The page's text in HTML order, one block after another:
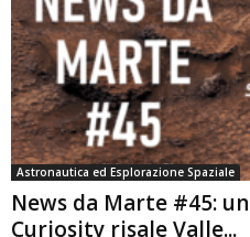
Astronautica ed Esplorazione Spaziale
News da Marte #45:
Curiosity risale Valle...